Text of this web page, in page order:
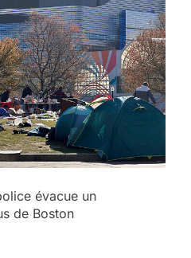
évacue un
de Boston